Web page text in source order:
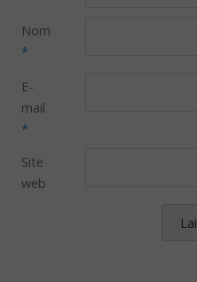
Nom
*
E-
mail
*
Site
web